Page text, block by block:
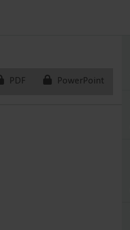
PDF PowerPoint